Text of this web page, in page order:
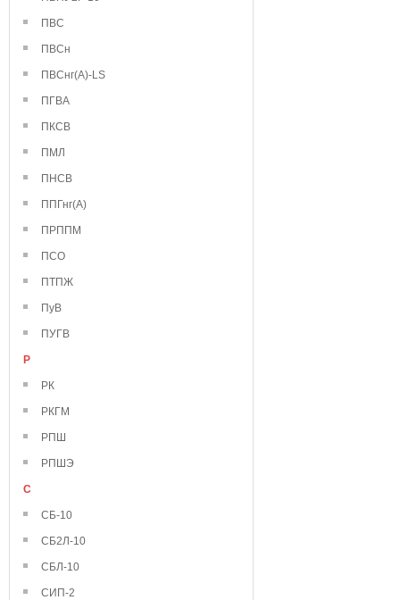
ПВС
ПВСн
ПВСнг(А)-LS
ПГВА
ПКСВ
ПМЛ
ПНСВ
ППГнг(А)
ПРППМ
ПСО
ПТПЖ
ПуВ
ПУГВ
Р
РК
РКГМ
РПШ
РПШЭ
С
СБ-10
СБ2Л-10
СБЛ-10
СИП-2